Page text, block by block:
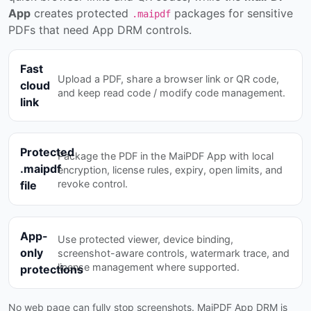
App creates protected .maipdf packages for sensitive
PDFs that need App DRM controls.
Fast
cloud
link
Upload a PDF, share a browser link or QR code,
and keep read code / modify code management.
Protected
.maipdf
file
Package the PDF in the MaiPDF App with local
encryption, license rules, expiry, open limits, and
revoke control.
App-
only
protections
Use protected viewer, device binding,
screenshot-aware controls, watermark trace, and
license management where supported.
No web page can fully stop screenshots. MaiPDF App DRM is